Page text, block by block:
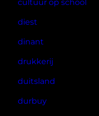
cultuur op school
diest
dinant
drukkerij
duitsland
durbuy